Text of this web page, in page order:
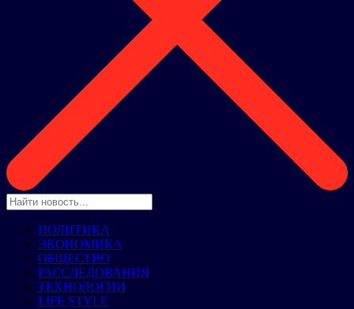
ПОЛИТИКА
ЭКОНОМИКА
ОБЩЕСТВО
РАССЛЕДОВАНИЯ
ТЕХНОЛОГИИ
LIFE STYLE